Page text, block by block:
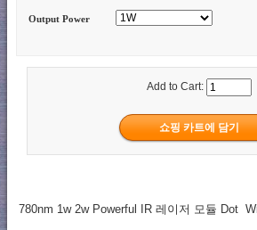
Output Power
Add to Cart:
780nm 1w 2w Powerful IR 레이저 모듈 Dot